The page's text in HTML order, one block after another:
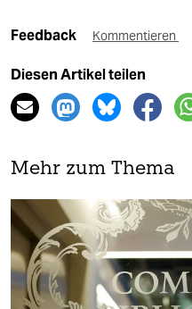
Feedback Kommentieren
Diesen Artikel teilen
Mehr zum Thema